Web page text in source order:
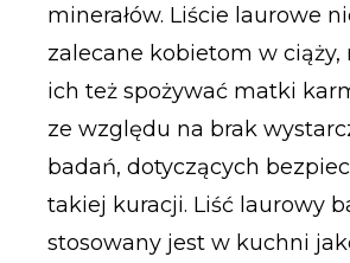
minerałów. Liście laurowe
zalecane kobietom w
ich też spożywać matki
ze względu na brak
badań, dotyczących
takiej kuracji. Liść laurowy
stosowany jest w kuchni